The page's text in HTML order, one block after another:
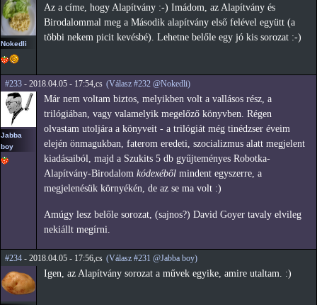
Nokedli
Az a címe, hogy Alapítvány :-) Imádom, az Alapítvány és
Birodalommal meg a Második alapítvány első felével együtt (a
többi nekem picit kevésbé). Lehetne belőle egy jó kis sorozat :-)
#233 - 2018.04.05 - 17:54,cs (Válasz #232 @Nokedli)
Jabba
boy
Már nem voltam biztos, melyikben volt a vallásos rész, a
trilógiában, vagy valamelyik megelőző könyvben. Régen
olvastam utoljára a könyveit - a trilógiát még tinédzser éveim
elején önmagukban, faterom eredeti, szocializmus alatt megjelent
kiadásaiból, majd a Szukits 5 db gyűjteményes Robotka-
Alapítvány-Birodalom kódexéből mindent egyszerre, a
megjelenésük környékén, de az se ma volt :)
Amúgy lesz belőle sorozat, (sajnos?) David Goyer tavaly elvileg
nekiállt megírni.
#234 - 2018.04.05 - 17:56,cs (Válasz #231 @Jabba boy)
Igen, az Alapítvány sorozat a művek egyike, amire utaltam. :)